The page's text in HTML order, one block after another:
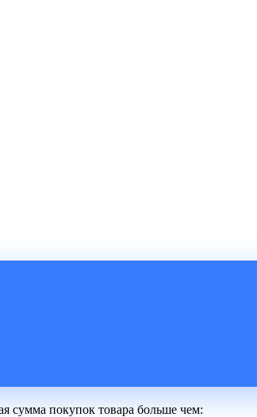
сумма покупок товара больше чем: